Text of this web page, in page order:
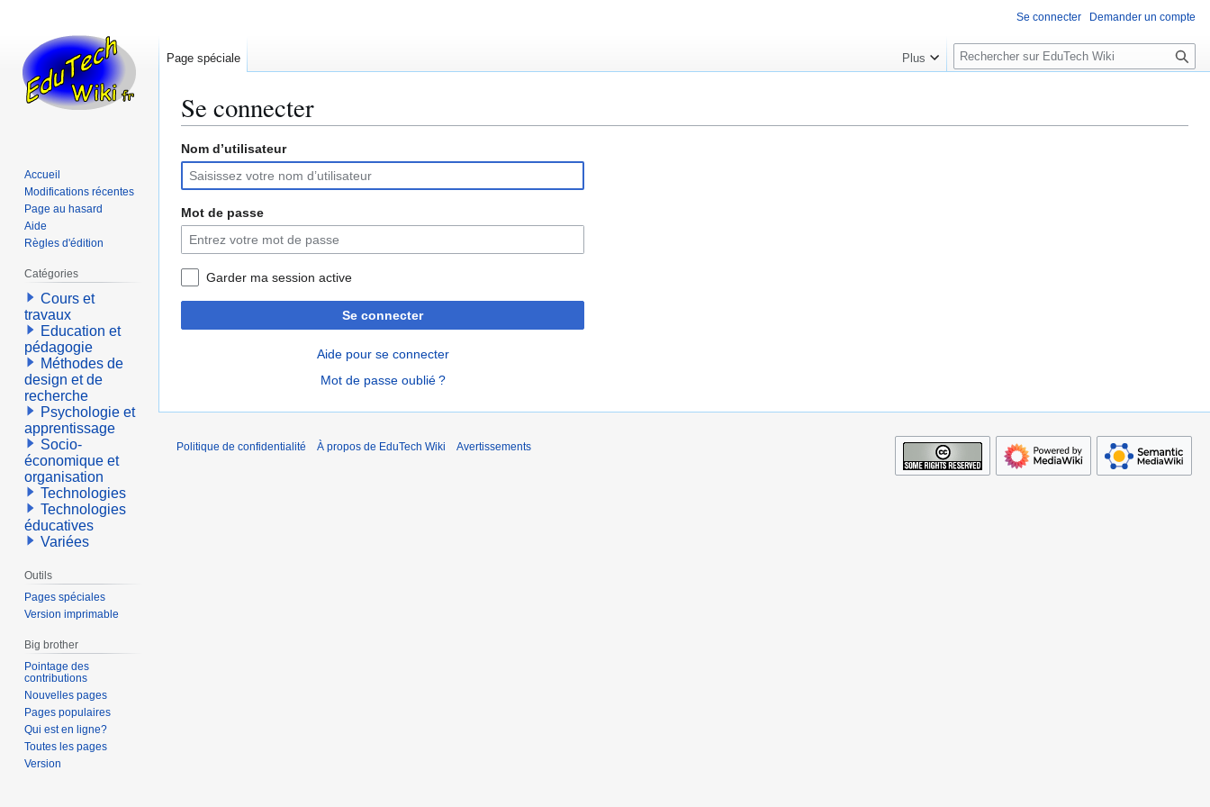
Se connecter
Aller
la
navigation
Aller
la
recherche
Nom d’utilisateur
Mot de passe
Garder ma session active
Se connecter
Aide pour se connecter
Mot de passe oublié ?
Se connecter Demander un compte
Page spéciale Plus
R
e
e
Accueil
Modifications récentes
Page au hasard
Aide
Règles d'édition
Catégories
Cours et
travaux
Education et
pédagogie
Méthodes de
design et de
recherche
Psychologie et
apprentissage
Socio-
économique et
organisation
Technologies
Technologies
éducatives
Variées
Outils
Pages spéciales
Version imprimable
Big brother
Pointage des
contributions
Nouvelles pages
Pages populaires
Qui est en ligne?
Toutes les pages
Version
Politique de confidentialité À propos de EduTech Wiki Avertissements